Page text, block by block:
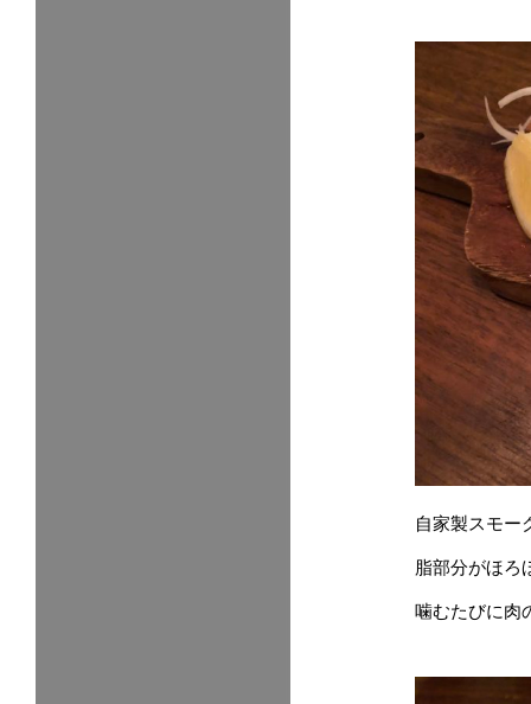
自家製スモー
脂部分がほろ
噛むたびに肉